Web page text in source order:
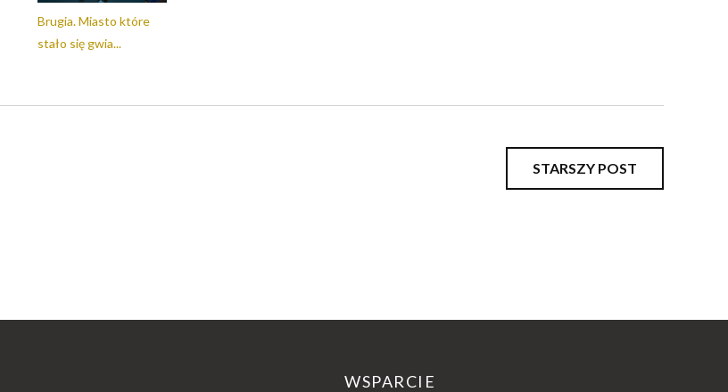
Brugia. Miasto które
stało się gwia...
STARSZY POST
WSPARCIE